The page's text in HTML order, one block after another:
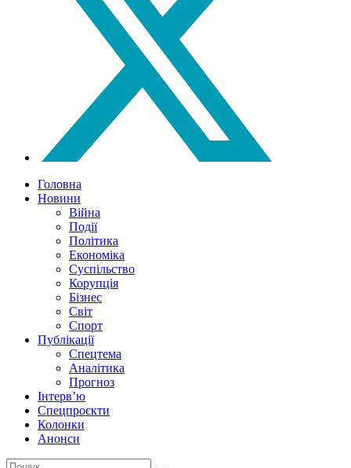
Головна
Новини
Війна
Події
Політика
Економіка
Суспільство
Корупція
Бізнес
Світ
Спорт
Публікації
Спецтема
Аналітика
Прогноз
Інтерв’ю
Спецпроєкти
Колонки
Анонси